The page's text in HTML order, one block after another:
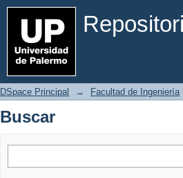
Buscar
DSpace Principal → Facultad de Ingeniería
Buscar